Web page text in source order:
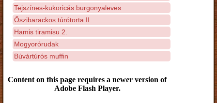
Tejszínes-kukoricás burgonyaleves
Őszibarackos túrótorta II.
Hamis tiramisu 2.
Mogyorórudak
Búvártúrós muffin
Content on this page requires a newer version of
Adobe Flash Player.